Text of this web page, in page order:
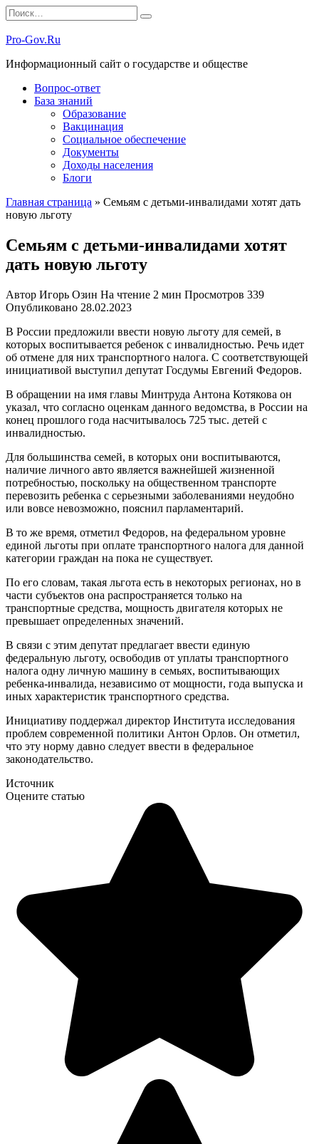
Перейти
к
содержанию
Search
for:
Pro-Gov.Ru
Информационный сайт о государстве и обществе
Вопрос-ответ
База знаний
Образование
Вакцинация
Социальное обеспечение
Документы
Доходы населения
Блоги
Главная страница » Семьям с детьми-инвалидами хотят дать
новую льготу
Семьям с детьми-инвалидами хотят
дать новую льготу
Автор Игорь Озин На чтение 2 мин Просмотров 339
Опубликовано 28.02.2023
В России предложили ввести новую льготу для семей, в
которых воспитывается ребенок с инвалидностью. Речь идет
об отмене для них транспортного налога. С соответствующей
инициативой выступил депутат Госдумы Евгений Федоров.
В обращении на имя главы Минтруда Антона Котякова он
указал, что согласно оценкам данного ведомства, в России на
конец прошлого года насчитывалось 725 тыс. детей с
инвалидностью.
Для большинства семей, в которых они воспитываются,
наличие личного авто является важнейшей жизненной
потребностью, поскольку на общественном транспорте
перевозить ребенка с серьезными заболеваниями неудобно
или вовсе невозможно, пояснил парламентарий.
В то же время, отметил Федоров, на федеральном уровне
единой льготы при оплате транспортного налога для данной
категории граждан на пока не существует.
По его словам, такая льгота есть в некоторых регионах, но в
части субъектов она распространяется только на
транспортные средства, мощность двигателя которых не
превышает определенных значений.
В связи с этим депутат предлагает ввести единую
федеральную льготу, освободив от уплаты транспортного
налога одну личную машину в семьях, воспитывающих
ребенка-инвалида, независимо от мощности, года выпуска и
иных характеристик транспортного средства.
Инициативу поддержал директор Института исследования
проблем современной политики Антон Орлов. Он отметил,
что эту норму давно следует ввести в федеральное
законодательство.
Источник
Оцените статью